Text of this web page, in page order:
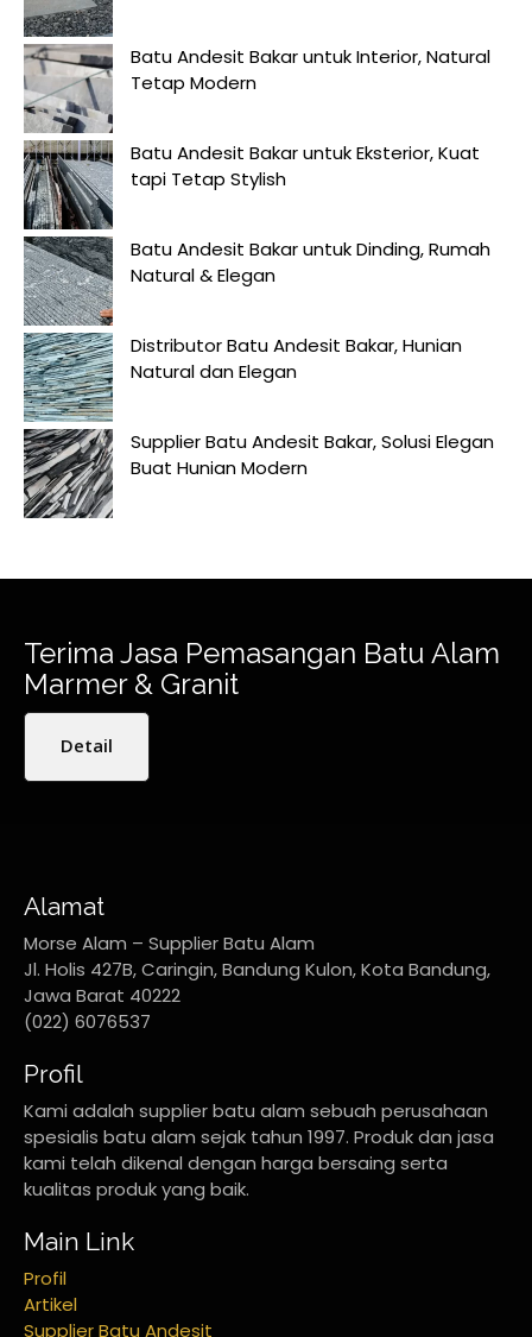
Batu Andesit Bakar untuk Interior, Natural
Tetap Modern
Batu Andesit Bakar untuk Eksterior, Kuat
tapi Tetap Stylish
Batu Andesit Bakar untuk Dinding, Rumah
Natural & Elegan
Distributor Batu Andesit Bakar, Hunian
Natural dan Elegan
Supplier Batu Andesit Bakar, Solusi Elegan
Buat Hunian Modern
Terima Jasa Pemasangan Batu Alam
Marmer & Granit
Detail
Alamat
Morse Alam – Supplier Batu Alam
Jl. Holis 427B, Caringin, Bandung Kulon, Kota Bandung,
Jawa Barat 40222
(022) 6076537
Profil
Kami adalah supplier batu alam sebuah perusahaan
spesialis batu alam sejak tahun 1997. Produk dan jasa
kami telah dikenal dengan harga bersaing serta
kualitas produk yang baik.
Main Link
Profil
Artikel
Supplier Batu Andesit